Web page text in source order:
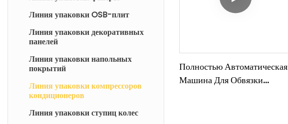
Линия упаковки OSB-плит
Линия упаковки декоративных
панелей
Линия упаковки напольных
покрытий
Линия упаковки компрессоров
кондиционеров
Линия упаковки ступиц колес
Полностью Автоматическая
Машина Для Обвязки